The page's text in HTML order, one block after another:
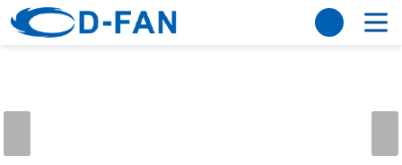
法国vs挪威